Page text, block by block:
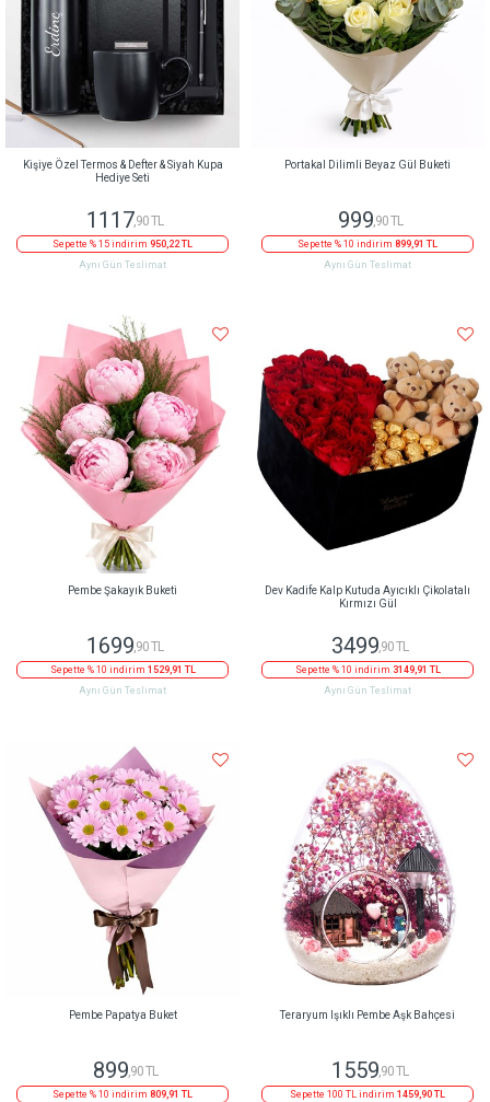
Kişiye Özel Termos & Defter & Siyah Kupa
Hediye Seti
1117,90 TL
Sepette % 15 indirim 950,22 TL
Aynı Gün Teslimat
Portakal Dilimli Beyaz Gül Buketi
999,90 TL
Sepette % 10 indirim 899,91 TL
Aynı Gün Teslimat
Pembe Şakayık Buketi
1699,90 TL
Sepette % 10 indirim 1529,91 TL
Aynı Gün Teslimat
Dev Kadife Kalp Kutuda Ayıcıklı Çikolatalı
Kırmızı Gül
3499,90 TL
Sepette % 10 indirim 3149,91 TL
Aynı Gün Teslimat
Pembe Papatya Buket
899,90 TL
Sepette % 10 indirim 809,91 TL
Teraryum Işıklı Pembe Aşk Bahçesi
1559,90 TL
Sepette 100 TL indirim 1459,90 TL